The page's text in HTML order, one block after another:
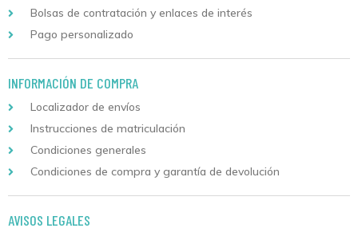
Bolsas de contratación y enlaces de interés
Pago personalizado
INFORMACIÓN DE COMPRA
Localizador de envíos
Instrucciones de matriculación
Condiciones generales
Condiciones de compra y garantía de devolución
AVISOS LEGALES